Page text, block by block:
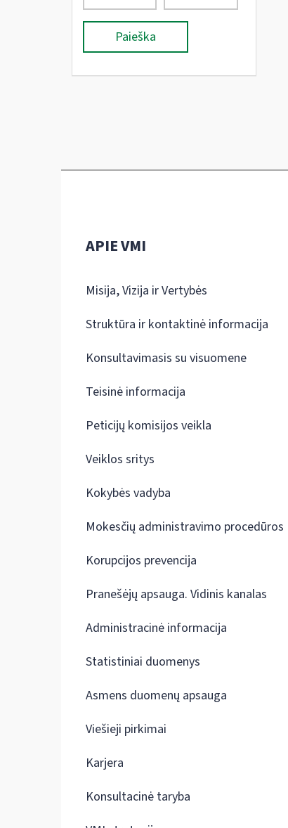
Paieška
APIE VMI
Misija, Vizija ir Vertybės
Struktūra ir kontaktinė informacija
Konsultavimasis su visuomene
Teisinė informacija
Peticijų komisijos veikla
Veiklos sritys
Kokybės vadyba
Mokesčių administravimo procedūros
Korupcijos prevencija
Pranešėjų apsauga. Vidinis kanalas
Administracinė informacija
Statistiniai duomenys
Asmens duomenų apsauga
Viešieji pirkimai
Karjera
Konsultacinė taryba